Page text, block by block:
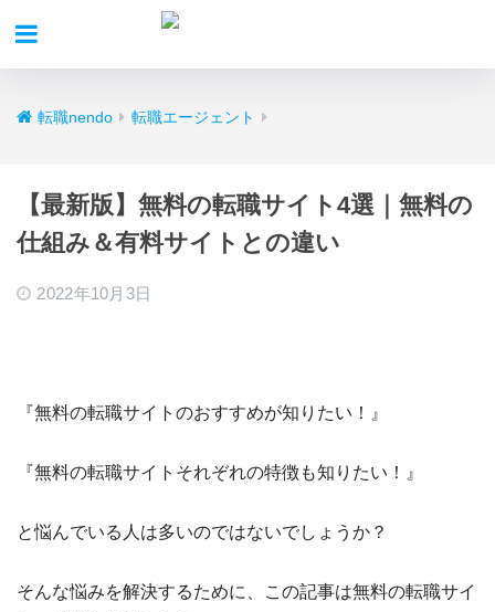
転職nendo 転職エージェント
【最新版】無料の転職サイト4選｜無料の
仕組み＆有料サイトとの違い
2022年10月3日
『無料の転職サイトのおすすめが知りたい！』
『無料の転職サイトそれぞれの特徴も知りたい！』
と悩んでいる人は多いのではないでしょうか？
そんな悩みを解決するために、この記事は無料の転職サイ